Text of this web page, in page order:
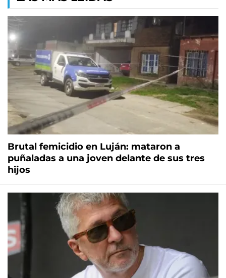
Brutal femicidio en Luján: mataron a
puñaladas a una joven delante de sus tres
hijos